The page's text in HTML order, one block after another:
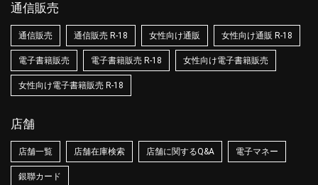
通信販売
通信販売 通信販売 R-18 女性向け通販 女性向け通販 R-18
電子書籍販売 電子書籍販売 R-18 女性向け電子書籍販売
女性向け電子書籍販売 R-18
店舗
店舗一覧 店舗在庫検索 店舗に関するQ&A 電子マネー
銀聯カード